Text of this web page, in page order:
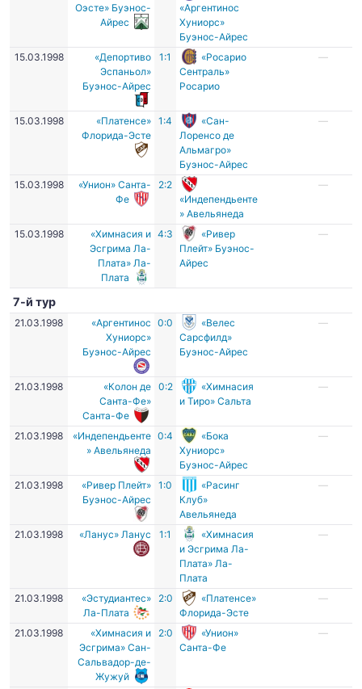
Оэсте» Буэнос-
Айрес
«Аргентинос
Хуниорс»
Буэнос-Айрес
15.03.1998
«Депортиво
Эспаньол»
Буэнос-Айрес
1:1
«Росарио
Сентраль»
Росарио
—
15.03.1998
«Платенсе»
Флорида-Эсте
1:4
«Сан-
Лоренсо де
Альмагро»
Буэнос-Айрес
—
15.03.1998
«Унион» Санта-
Фе
2:2
«Индепендьенте
» Авельянеда
—
15.03.1998
«Химнасия и
Эсгрима Ла-
Плата» Ла-
Плата
4:3
«Ривер
Плейт» Буэнос-
Айрес
—
7-й тур
21.03.1998
«Аргентинос
Хуниорс»
Буэнос-Айрес
0:0
«Велес
Сарсфилд»
Буэнос-Айрес
—
21.03.1998
«Колон де
Санта-Фе»
Санта-Фе
0:2
«Химнасия
и Тиро» Сальта
—
21.03.1998
«Индепендьенте
» Авельянеда
0:4
«Бока
Хуниорс»
Буэнос-Айрес
—
21.03.1998
«Ривер Плейт»
Буэнос-Айрес
1:0
«Расинг
Клуб»
Авельянеда
—
21.03.1998 «Ланус» Ланус 1:1
«Химнасия
и Эсгрима Ла-
Плата» Ла-
Плата
—
21.03.1998
«Эстудиантес»
Ла-Плата
2:0
«Платенсе»
Флорида-Эсте
—
21.03.1998
«Химнасия и
Эсгрима» Сан-
Сальвадор-де-
Жужуй
2:0
«Унион»
Санта-Фе
—